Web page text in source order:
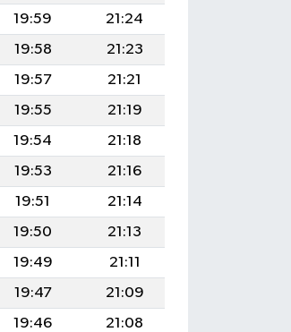
19:59
21:24
19:58
21:23
19:57
21:21
19:55
21:19
19:54
21:18
19:53
21:16
19:51
21:14
19:50
21:13
19:49
21:11
19:47
21:09
19:46 21:08